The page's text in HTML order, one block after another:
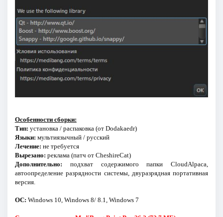
Особенности сборки:
Тип: установка / распаковка (от Dodakaedr)
Языки: мультиязычный / русский
Лечение: не требуется
Вырезано: реклама (патч от CheshireCat)
Дополнительно: подхват содержимого папки CloudAlpaca,
автоопределение разрядности системы, двуразрядная портативная
версия.
ОС: Windows 10, Windows 8/ 8.1, Windows 7